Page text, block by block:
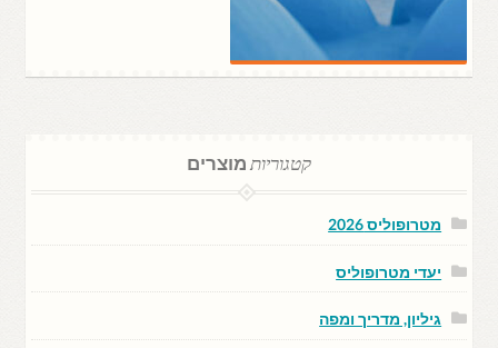
קטגוריותמוצרים
מטרופוליס 2026
יעדי מטרופוליס
גיליון, מדריך ומפה